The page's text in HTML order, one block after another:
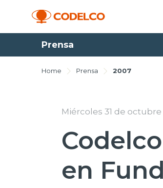
Prensa
Home Prensa 2007
Miércoles 31 de
en